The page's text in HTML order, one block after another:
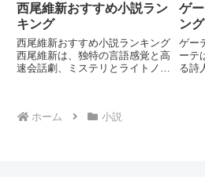
西尾維新おすすめ小説ラン
キング
西尾維新おすすめ小説ランキング
西尾維新は、独特の言語感覚と高
速会話劇、ミステリとライトノベ
エンタメ小説を数多く生み出して
ゲ
ング
ゲー
ーテ
る詩
ホーム 小説